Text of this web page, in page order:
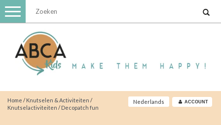
Toggle
navigation
Home / Knutselen & Activiteiten /
Knutselactiviteiten / Decopatch fun
Nederlands ACCOUNT